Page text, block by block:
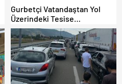
Gurbetçi Vatandaştan Yol
Üzerindeki Tesise
Dolandırıcılık İddiası:
“Hesabınızı Mutlaka Kontrol
Edin”